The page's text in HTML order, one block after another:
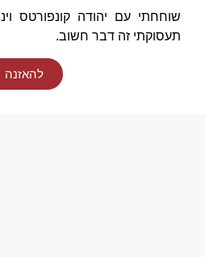
שוחחתי עם יהודה קונפורטס
תעסוקתי זה דבר חשוב.
להאזנה